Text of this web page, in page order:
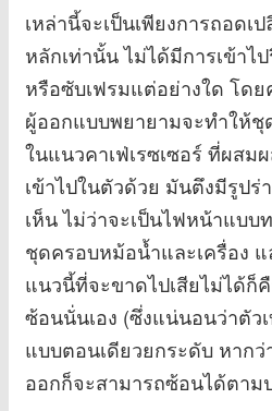
เหล่านี้จะเป็นเพียงการถอดเ
หลักเท่านั้น ไม่ได้มีการเข้า
หรือซับเฟรมแต่อย่างใด โด
ผู้ออกแบบพยายามจะทำให้
ในแนวคาเฟ่เรซเซอร์ ที่ผสม
เข้าไปในตัวด้วย มันตึงมีรูป
เห็น ไม่ว่าจะเป็นไฟหน้าแบ
ชุดครอบหม้อน้ำและเครื่อง
แนวนี้ที่จะขาดไปเสียไม่ได้ก็
ซ้อนนั่นเอง (ซึ่งแน่นอนว่าตัว
แบบตอนเดียวยกระดับ หากว่
ออกก็จะสามารถซ้อนได้ตาม